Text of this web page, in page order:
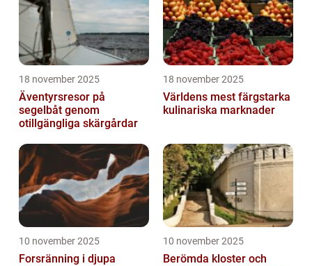
18 november 2025
Äventyrsresor på
segelbåt genom
otillgängliga skärgårdar
18 november 2025
Världens mest färgstarka
kulinariska marknader
10 november 2025
Forsränning i djupa
10 november 2025
Berömda kloster och